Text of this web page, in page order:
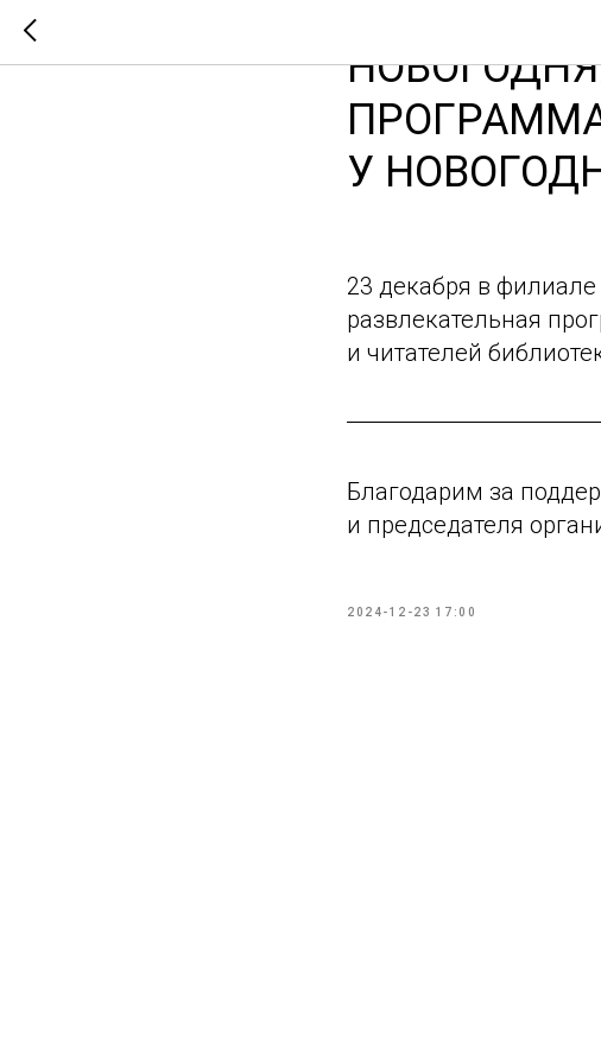
У
23 декабря в
развлекательная
и читателей
Благодарим за
и председателя
2024-12-23 17:00